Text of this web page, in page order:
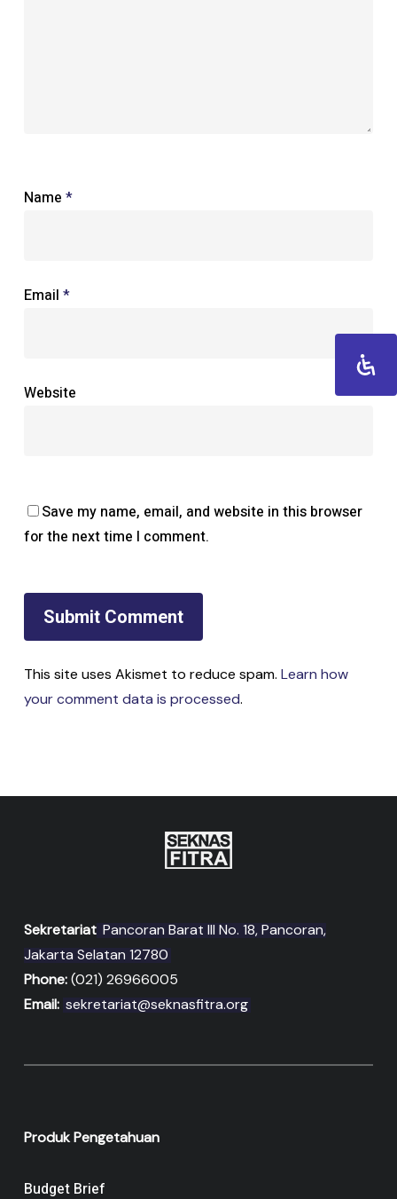
Name *
Email *
Website
Save my name, email, and website in this browser
for the next time I comment.
This site uses Akismet to reduce spam. Learn how
your comment data is processed.
Sekretariat Pancoran Barat III No. 18, Pancoran,
Jakarta Selatan 12780
Phone:(021) 26966005
Email: sekretariat@seknasfitra.org
Produk Pengetahuan
Budget Brief